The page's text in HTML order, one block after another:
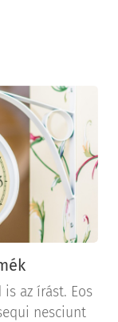
az írást. Eos
nesciunt